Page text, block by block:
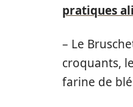
pratiques
– Le
croquants,
farine de